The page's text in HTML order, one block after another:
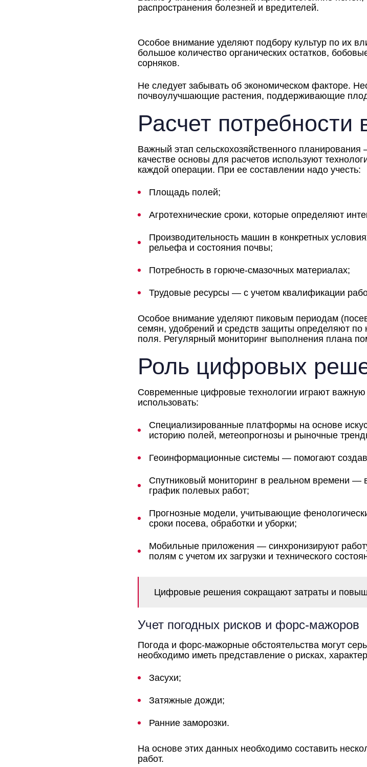
распространения болезней и вредителей.
Особое внимание уделяют подбору культур по их
большое количество органических остатков,
сорняков.
Не следует забывать об экономическом факторе.
почвоулучшающие растения, поддерживающие
Расчет потребности
Важный этап сельскохозяйственного
качестве основы для расчетов используют
каждой операции. При ее составлении надо учесть:
Площадь полей;
Агротехнические сроки, которые определяют
Производительность машин в конкретных
рельефа и состояния почвы;
Потребность в горюче-смазочных материалах;
Трудовые ресурсы — с учетом квалификации
Особое внимание уделяют пиковым периодам
семян, удобрений и средств защиты определяют по
поля. Регулярный мониторинг выполнения плана
Роль цифровых
Современные цифровые технологии играют
использовать:
Специализированные платформы на основе
историю полей, метеопрогнозы и рыночные
Геоинформационные системы — помогают
Спутниковый мониторинг в реальном времени —
график полевых работ;
Прогнозные модели, учитывающие
сроки посева, обработки и уборки;
Мобильные приложения — синхронизируют
полям с учетом их загрузки и технического
Цифровые решения сокращают затраты и
Учет погодных рисков и форс-мажоров
Погода и форс-мажорные обстоятельства могут
необходимо иметь представление о рисках,
Засухи;
Затяжные дожди;
Ранние заморозки.
На основе этих данных необходимо составить
работ.